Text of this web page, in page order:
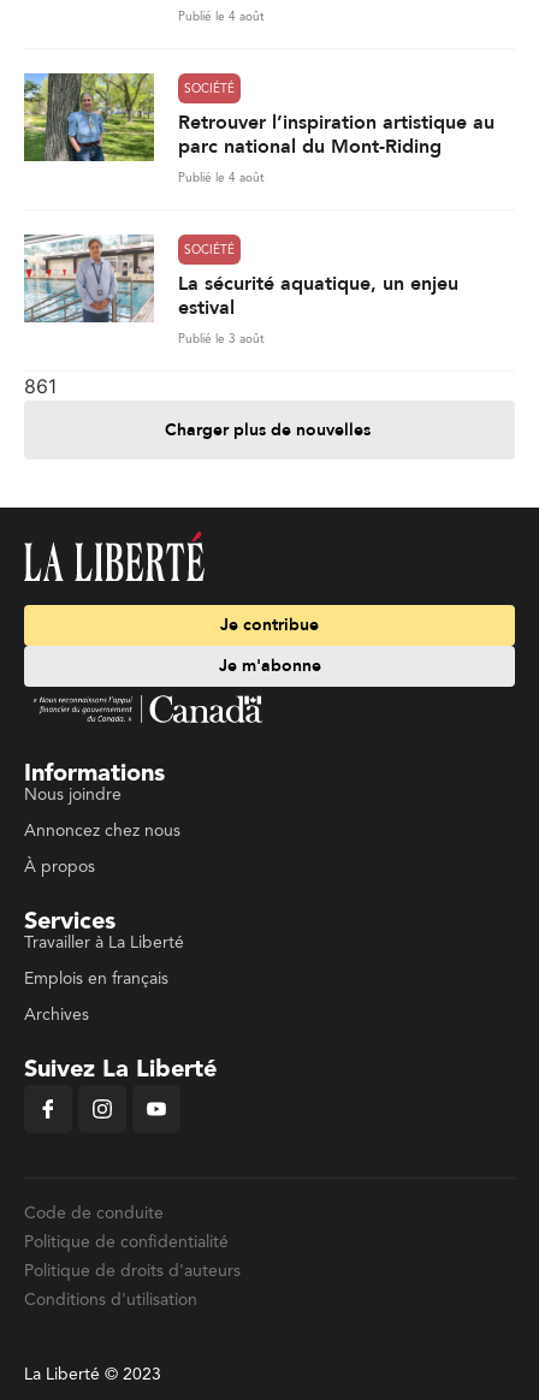
Publié le 4 août
SOCIÉTÉ
Retrouver l’inspiration artistique au
parc national du Mont-Riding
Publié le 4 août
SOCIÉTÉ
La sécurité aquatique, un enjeu
estival
Publié le 3 août
861
Charger plus de nouvelles
Je contribue
Je m'abonne
Informations
Nous joindre
Annoncez chez nous
À propos
Services
Travailler à La Liberté
Emplois en français
Archives
Suivez La Liberté
Code de conduite
Politique de confidentialité
Politique de droits d'auteurs
Conditions d'utilisation
La Liberté © 2023